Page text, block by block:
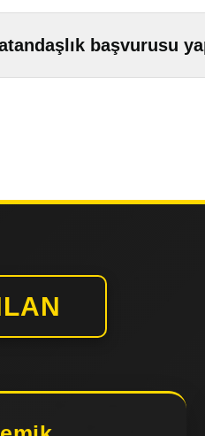
başvurusu